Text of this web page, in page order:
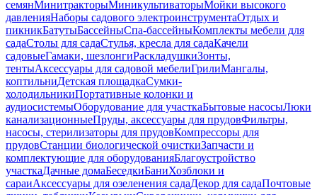
семянМинитракторыМиникультиваторыМойки высокого
давленияНаборы садового электроинструментаОтдых и
пикникБатутыБассейныСпа-бассейныКомплекты мебели для
садаСтолы для садаСтулья, кресла для садаКачели
садовыеГамаки, шезлонгиРаскладушкиЗонты,
тентыАксессуары для садовой мебелиГрилиМангалы,
коптильниДетская площадкаСумки-
холодильникиПортативные колонки и
аудиосистемыОборудование для участкаБытовые насосыЛюки
канализационныеПруды, аксессуары для прудовФильтры,
насосы, стерилизаторы для прудовКомпрессоры для
прудовСтанции биологической очисткиЗапчасти и
комплектующие для оборудованияБлагоустройство
участкаДачные домаБеседкиБаниХозблоки и
сараиАксессуары для озеленения садаДекор для садаПочтовые